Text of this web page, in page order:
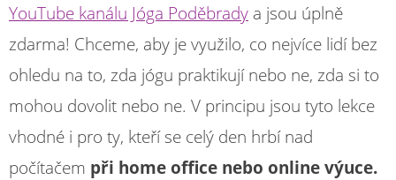
YouTube kanálu Jóga Poděbrady a jsou úplně
zdarma! Chceme, aby je využilo, co nejvíce lidí bez
ohledu na to, zda jógu praktikují nebo ne, zda si to
mohou dovolit nebo ne. V principu jsou tyto lekce
vhodné i pro ty, kteří se celý den hrbí nad
počítačem při home office nebo online výuce.